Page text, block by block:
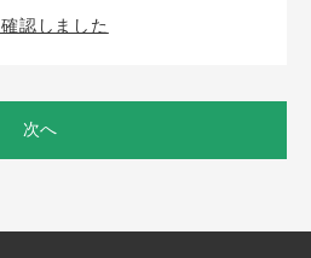
確認しました
次へ